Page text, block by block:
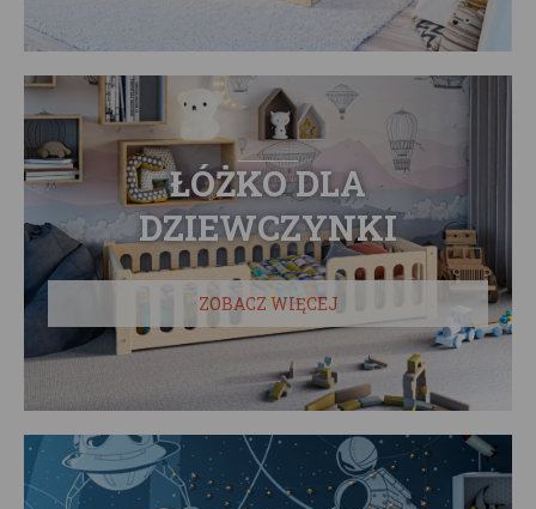
ŁÓŻKO DLA
DZIEWCZYNKI
ZOBACZ WIĘCEJ